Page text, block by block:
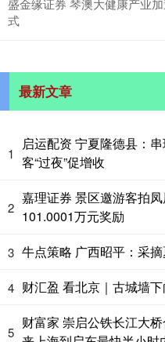
盛金缘证券 琴澳大健康产业
式
最新文章
1
启运配资 宁夏隆德县：
客“过夜”促增收
2
嘉理证券 景区邀游客拍
101.0001万元奖励
3 牛点策略 广西昭平：采
4 财汇盈 看北京｜古城墙
5
财富家 崇启公铁长江大